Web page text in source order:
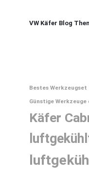
VW Käfer Blog
Bestes Werkzeugset
Günstige Werkzeuge
Käfer